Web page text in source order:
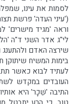
לסמות את עינו,
('עיני העדה' פרשת
וראה 'מגיד מישרים'
לי"ג אדר השני ד"ה
שירצה האדם ולהתענג
בימות המשיח
לעתיד לבוא כאשר
העובדים במקדש
התיבה 'שֵׁכָר' היא